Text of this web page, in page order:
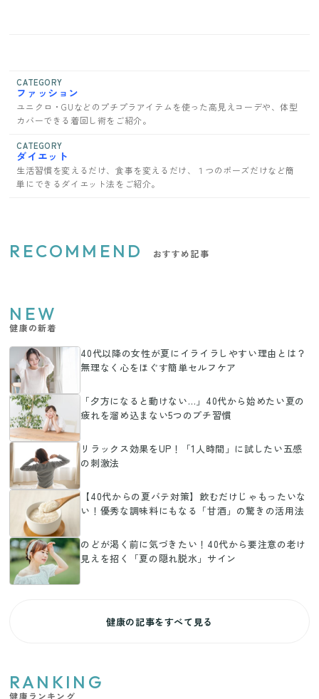
CATEGORY
ファッション
ユニクロ・GUなどのプチプラアイテムを使った高見えコーデや、体型
カバーできる着回し術をご紹介。
CATEGORY
ダイエット
生活習慣を変えるだけ、食事を変えるだけ、１つのポーズだけなど簡
単にできるダイエット法をご紹介。
RECOMMEND おすすめ記事
NEW
健康の新着
40代以降の女性が夏にイライラしやすい理由とは？
無理なく心をほぐす簡単セルフケア
「夕方になると動けない…」40代から始めたい夏の
疲れを溜め込まない5つのプチ習慣
リラックス効果をUP！「1人時間」に試したい五感
の刺激法
【40代からの夏バテ対策】飲むだけじゃもったいな
い！優秀な調味料にもなる「甘酒」の驚きの活用法
のどが渇く前に気づきたい！40代から要注意の老け
見えを招く「夏の隠れ脱水」サイン
健康の記事をすべて見る
RANKING
健康ランキング